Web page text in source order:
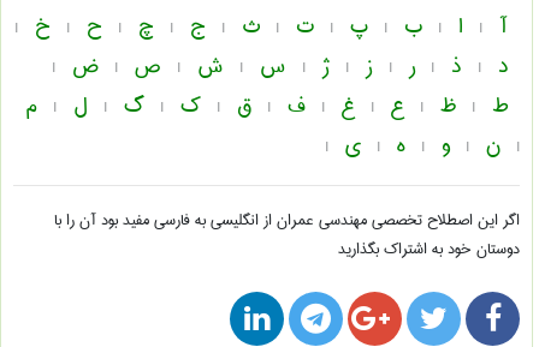
آ | ا | ب | پ | ت | ث | ج | چ | ح | خ |
د | ذ | ر | ز | ژ | س | ش | ص | ض |
ط | ظ | ع | غ | ف | ق | ک | گ | ل | م
| ن | و | ه | ی |
اگر این اصطلاح تخصصیمهندسی عمران از انگلیسی به فارسیمفید بود آن را با
دوستان خود به اشتراک بگذارید